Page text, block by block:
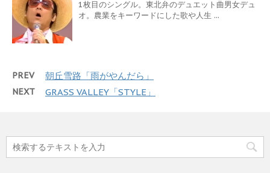
1枚目のシングル。東北弁のデュエット曲男女デュ
オ。農業をキーワードにした歌や人生 ...
PREV 朝丘雪路「雨がやんだら」
NEXT GRASS VALLEY「STYLE」